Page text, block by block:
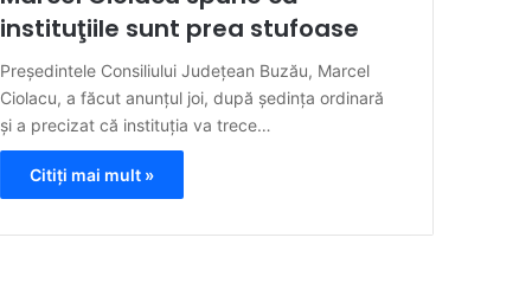
instituţiile sunt prea stufoase
Preşedintele Consiliului Judeţean Buzău, Marcel
Ciolacu, a făcut anunțul joi, după ședința ordinară
și a precizat că instituția va trece…
Citiți mai mult »